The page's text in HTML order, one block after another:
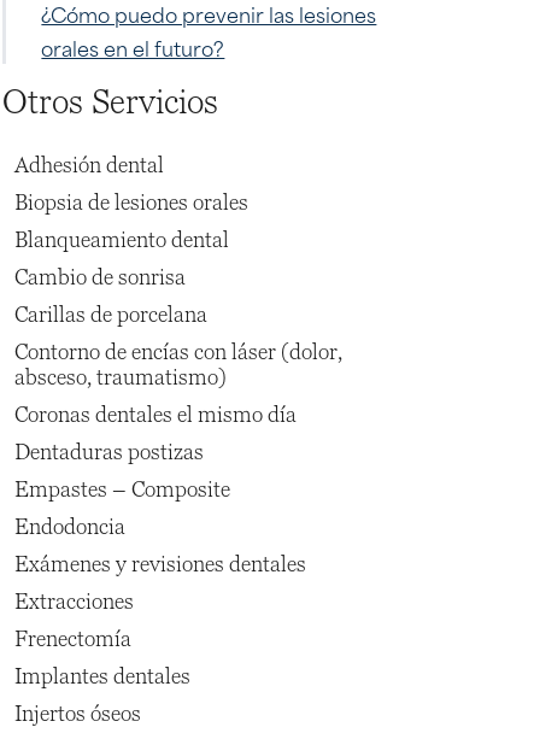
¿Cómo puedo prevenir las lesiones
orales en el futuro?
Otros Servicios
Adhesión dental
Biopsia de lesiones orales
Blanqueamiento dental
Cambio de sonrisa
Carillas de porcelana
Contorno de encías con láser (dolor,
absceso, traumatismo)
Coronas dentales el mismo día
Dentaduras postizas
Empastes – Composite
Endodoncia
Exámenes y revisiones dentales
Extracciones
Frenectomía
Implantes dentales
Injertos óseos